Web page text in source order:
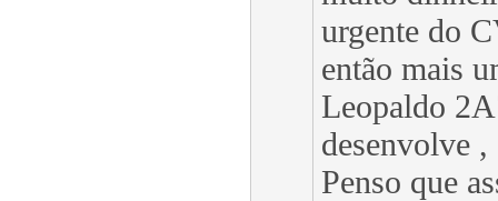
urgente do
então mais
Leopaldo
desenvolve ,
Penso que